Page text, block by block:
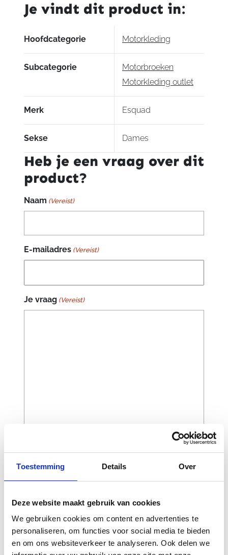
Toestemming Details Over
Deze website maakt gebruik van cookies
We gebruiken cookies om content en advertenties te
personaliseren, om functies voor social media te bieden
en om ons websiteverkeer te analyseren. Ook delen we
Je vindt dit product in:
Hoofdcategorie Motorkleding
Subcategorie
Motorbroeken
Motorkleding outlet
Merk Esquad
Sekse Dames
Heb je een vraag over dit
product?
Naam (Vereist)
E-mailadres (Vereist)
Je vraag (Vereist)